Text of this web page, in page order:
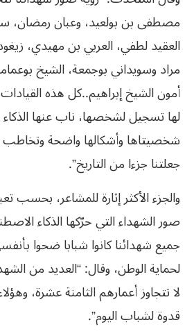
مصطفى بن بولعيد، وعبان
العقيد لطفي، العربي بن مهيدي،
مراد وسويداني بوجمعة، الشيخ
أمون الشيخ إبراهيم..كل هذه
لها تسجيل لشخصها، ناب عنها
شخصيتاها وأشكالها واضحة وتخاطب
جعلتنا جزءا من التاريخ”.
والجزء الأكثر إثارة للمشاعر، بحسب
صور الشهداء التي حرّكها الذكاء
جميع شهدائنا كانوا شبابا ضحوا
لحماية الوطن، وقال: “العديد من
لا تتجاوز أعمارهم الثامنة عشرة،
قدوة لشباب اليوم”.